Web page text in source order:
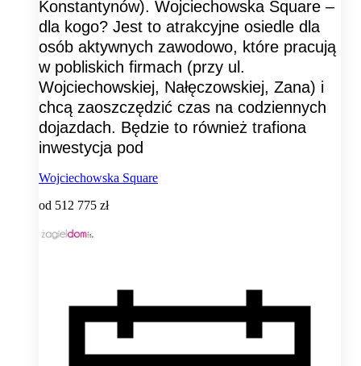
Konstantynów). Wojciechowska Square –
dla kogo? Jest to atrakcyjne osiedle dla
osób aktywnych zawodowo, które pracują
w pobliskich firmach (przy ul.
Wojciechowskiej, Nałęczowskiej, Zana) i
chcą zaoszczędzić czas na codziennych
dojazdach. Będzie to również trafiona
inwestycja pod
Wojciechowska Square
od 512 775 zł